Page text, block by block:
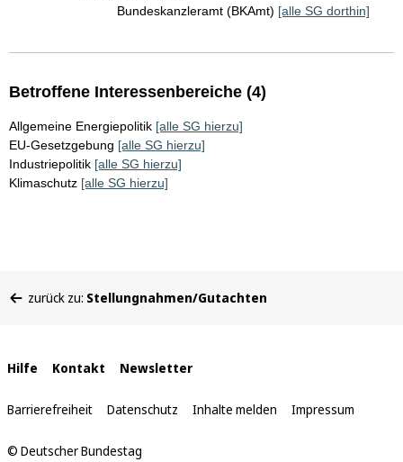
Bundeskanzleramt (BKAmt) [alle SG dorthin]
Betroffene Interessenbereiche (4)
Allgemeine Energiepolitik [alle SG hierzu]
EU-Gesetzgebung [alle SG hierzu]
Industriepolitik [alle SG hierzu]
Klimaschutz [alle SG hierzu]
befinden
zurück zu: Stellungnahmen/Gutachten
Interne
Links
Hilfe Kontakt Newsletter
Barrierefreiheit Datenschutz Inhalte melden Impressum
© Deutscher Bundestag